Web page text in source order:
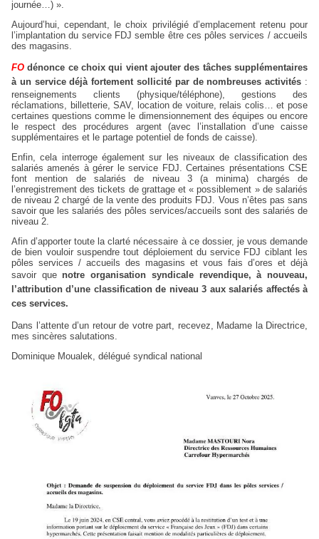
journée…) ».
Aujourd’hui, cependant, le choix privilégié d’emplacement retenu pour
l’implantation du service FDJ semble être ces pôles services / accueils
des magasins.
FO dénonce ce choix qui vient ajouter des tâches supplémentaires
à un service déjà fortement sollicité par de nombreuses activités :
renseignements clients (physique/téléphone), gestions des
réclamations, billetterie, SAV, location de voiture, relais colis… et pose
certaines questions comme le dimensionnement des équipes ou encore
le respect des procédures argent (avec l’installation d’une caisse
supplémentaires et le partage potentiel de fonds de caisse).
Enfin, cela interroge également sur les niveaux de classification des
salariés amenés à gérer le service FDJ. Certaines présentations CSE
font mention de salariés de niveau 3 (a minima) chargés de
l’enregistrement des tickets de grattage et « possiblement » de salariés
de niveau 2 chargé de la vente des produits FDJ. Vous n’êtes pas sans
savoir que les salariés des pôles services/accueils sont des salariés de
niveau 2.
Afin d’apporter toute la clarté nécessaire à ce dossier, je vous demande
de bien vouloir suspendre tout déploiement du service FDJ ciblant les
pôles services / accueils des magasins et vous fais d’ores et déjà
savoir que notre organisation syndicale revendique, à nouveau,
l’attribution d’une classification de niveau 3 aux salariés affectés à
ces services.
Dans l’attente d’un retour de votre part, recevez, Madame la Directrice,
mes sincères salutations.
Dominique Moualek, délégué syndical national